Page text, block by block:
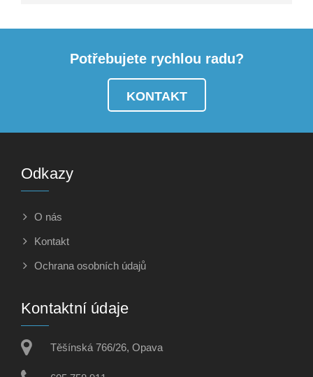
Potřebujete rychlou radu?
KONTAKT
Odkazy
O nás
Kontakt
Ochrana osobních údajů
Kontaktní údaje
Těšínská 766/26, Opava